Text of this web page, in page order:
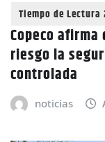
Copeco
riesgo la
controlada
noticias